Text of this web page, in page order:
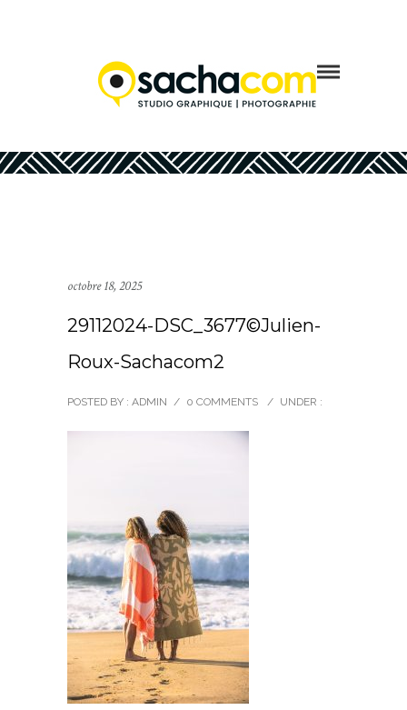
octobre 18, 2025
29112024-DSC_3677©Julien-
Roux-Sachacom2
POSTED BY : ADMIN / 0 COMMENTS / UNDER :